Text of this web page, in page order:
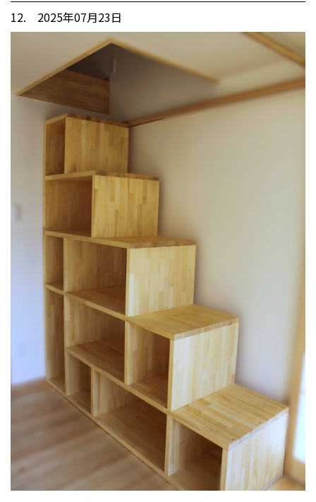
12. 2025年07月23日